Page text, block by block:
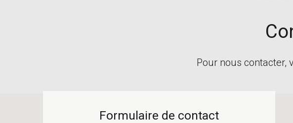
Pour nous contacter,
Formulaire de contact